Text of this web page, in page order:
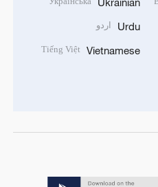
Urdu اردو
Vietnamese
Tiếng Việt